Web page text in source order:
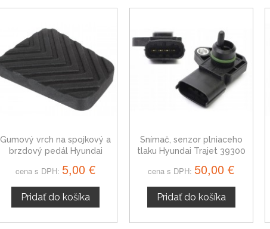
Gumový vrch na spojkový a
brzdový pedál Hyundai
cena s DPH: 5,00 €
Pridať do košíka
Snímač, senzor plniaceho
tlaku Hyundai Trajet 39300
cena s DPH: 50,00 €
Pridať do košíka